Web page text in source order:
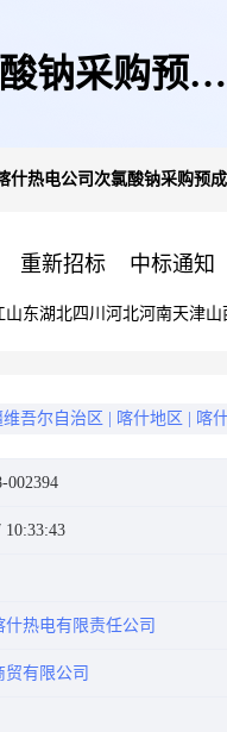
钠采购预成
什热电公司次氯酸钠采购预
重新招标 中标通知
山东湖北四川 河北河南天津山
吾尔自治区 喀什地区 喀
002394
10:33:43
热电有限责任公司
贸有限公司